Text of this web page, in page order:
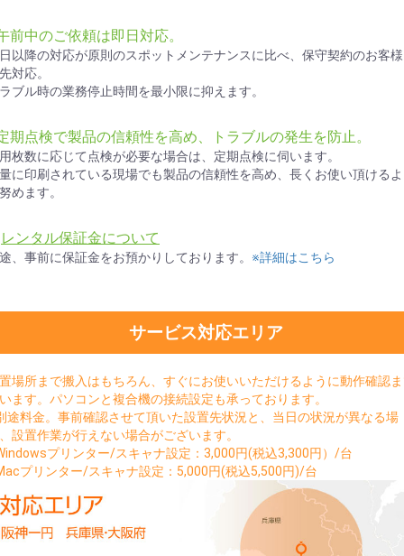
前中のご依頼は即日対応。
以降の対応が原則のスポットメンテナンスに比べ、保守契約のお客
対応。
ブル時の業務停止時間を最小限に抑えます。
期点検で製品の信頼性を高め、トラブルの発生を防止。
枚数に応じて点検が必要な場合は、定期点検に伺います。
に印刷されている現場でも製品の信頼性を高め、長くお使い頂ける
めます。
レンタル保証金について
、事前に保証金をお預かりしております。 ※詳細はこちら
サービス対応エリア
場所まで搬入はもちろん、すぐにお使いいただけるように動作確認
ます。パソコンと複合機の接続設定も承っております。
途料金。事前確認させて頂いた設置先状況と、当日の状況が異なる場
設置作業が行えない場合がございます。
プリンター/スキャナ設定：3,000円(税込3,300円）/台
プリンター/スキャナ設定：5,000円(税込5,500円)/台